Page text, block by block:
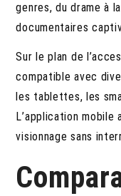
genres, du drame à
documentaires
Sur le plan de
compatible avec
les tablettes, les
L’application mobile
visionnage sans